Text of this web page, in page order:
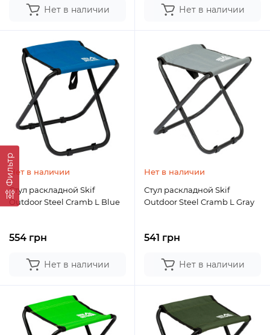
Фильтр
Нет в наличии Нет в наличии
Нет в наличии
Стул раскладной Skif
Outdoor Steel Cramb L Blue
554 грн
Нет в наличии
Нет в наличии
Стул раскладной Skif
Outdoor Steel Cramb L Gray
541 грн
Нет в наличии